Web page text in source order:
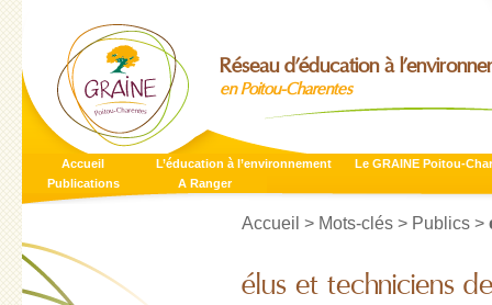
Réseau d’éducation à
en Poitou-Charentes
Accueil L’éducation à l’environnement
Le GRAINE Poitou-
Publications
A Ranger
Accueil > Mots-clés > Publics >
élus et techniciens